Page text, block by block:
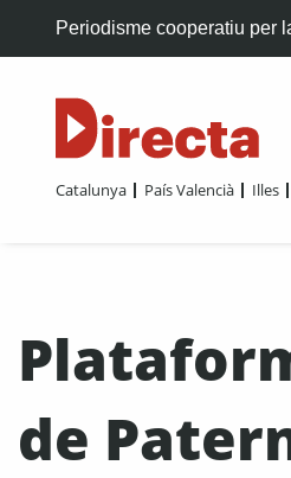
Periodisme cooperatiu per
Catalunya País Valencià Illes
de